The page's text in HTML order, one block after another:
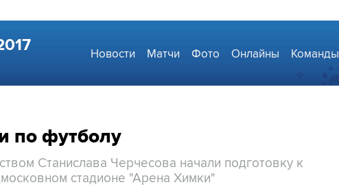
Новости Матчи Фото Онлайны Команды
по футболу
Станислава Черчесова начали подготовку к
стадионе "Арена Химки"